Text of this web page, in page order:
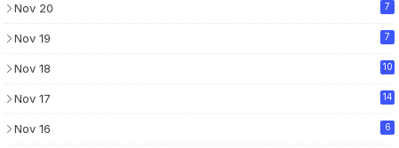
Nov 20 7
Nov 19 7
Nov 18 10
Nov 17 14
Nov 16 6